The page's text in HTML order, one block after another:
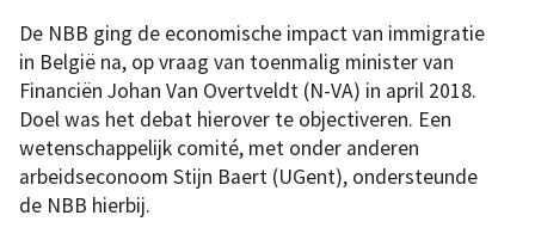
De NBB ging de economische impact van immigratie
in België na, op vraag van toenmalig minister van
Financiën Johan Van Overtveldt (N-VA) in april 2018.
Doel was het debat hierover te objectiveren. Een
wetenschappelijk comité, met onder anderen
arbeidseconoom Stijn Baert (UGent), ondersteunde
de NBB hierbij.